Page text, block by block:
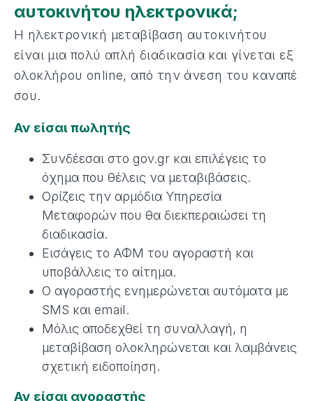
αυτοκινήτου ηλεκτρονικά;
Η ηλεκτρονική μεταβίβαση αυτοκινήτου
είναι μια πολύ απλή διαδικασία και γίνεται εξ
ολοκλήρου online, από την άνεση του καναπέ
σου.
Αν είσαι πωλητής
Συνδέεσαι στο gov.gr και επιλέγεις το
όχημα που θέλεις να μεταβιβάσεις.
Ορίζεις την αρμόδια Υπηρεσία
Μεταφορών που θα διεκπεραιώσει τη
διαδικασία.
Εισάγεις το ΑΦΜ του αγοραστή και
υποβάλλεις το αίτημα.
Ο αγοραστής ενημερώνεται αυτόματα με
SMS και email.
Μόλις αποδεχθεί τη συναλλαγή, η
μεταβίβαση ολοκληρώνεται και λαμβάνεις
σχετική ειδοποίηση.
Αν είσαι αγοραστής